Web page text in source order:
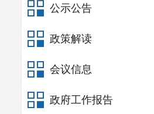
公示公告
政策解读
会议信息
政府工作报告